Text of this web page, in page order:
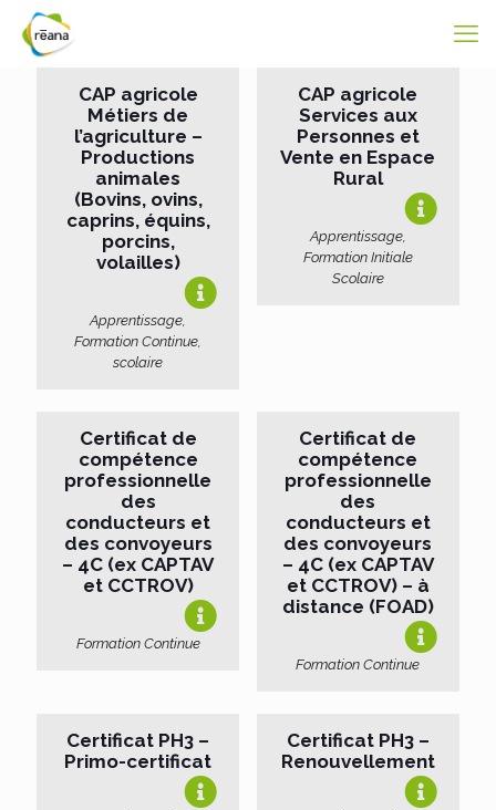
CAP agricole
Métiers de
l’agriculture –
Productions
animales
(Bovins, ovins,
caprins, équins,
porcins,
volailles)
Apprentissage,
Formation Continue,
scolaire
CAP agricole
Services aux
Personnes et
Vente en Espace
Rural
Apprentissage,
Formation Initiale
Scolaire
Certificat de
compétence
professionnelle
des
conducteurs et
des convoyeurs
– 4C (ex CAPTAV
et CCTROV)
Formation Continue
Certificat de
compétence
professionnelle
des
conducteurs et
des convoyeurs
– 4C (ex CAPTAV
et CCTROV) – à
distance (FOAD)
Formation Continue
Certificat PH3 –
Primo-certificat
Certificat PH3 –
Renouvellement